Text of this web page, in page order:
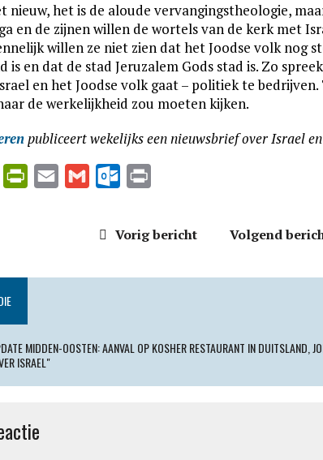
nieuw, het is de aloude vervangingstheologie,
en de zijnen willen de wortels van de kerk met
willen ze niet zien dat het Joodse volk nog
is en dat de stad Jeruzalem Gods stad is. Zo
en het Joodse volk gaat – politiek te
de werkelijkheid zou moeten kijken.
publiceert wekelijks een nieuwsbrief over Israel
t
i
e
l
l
l
o
.
t
Vorig bericht Volgend
MIDDEN-OOSTEN: AANVAL OP KOSHER RESTAURANT IN DUITSLAND,
ISRAEL"